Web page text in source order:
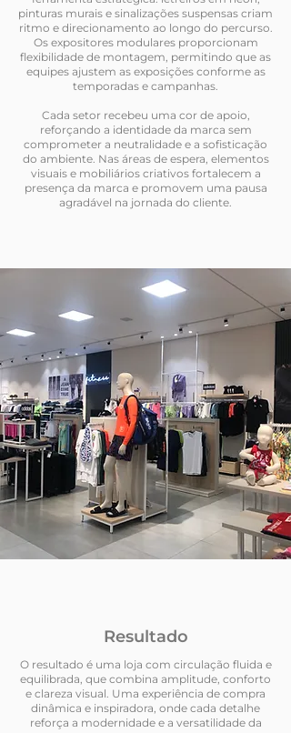
pinturas murais e sinalizações suspensas criam
ritmo e direcionamento ao longo do percurso.
Os expositores modulares proporcionam
flexibilidade de montagem, permitindo que as
equipes ajustem as exposições conforme as
temporadas e campanhas.
Cada setor recebeu uma cor de apoio,
reforçando a identidade da marca sem
comprometer a neutralidade e a sofisticação
do ambiente. Nas áreas de espera, elementos
visuais e mobiliários criativos fortalecem a
presença da marca e promovem uma pausa
agradável na jornada do cliente.
Resultado
O resultado é uma loja com circulação fluida e
equilibrada, que combina amplitude, conforto
e clareza visual. Uma experiência de compra
dinâmica e inspiradora, onde cada detalhe
reforça a modernidade e a versatilidade da